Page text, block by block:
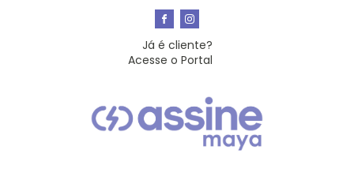
Já é cliente?
Acesse o Portal